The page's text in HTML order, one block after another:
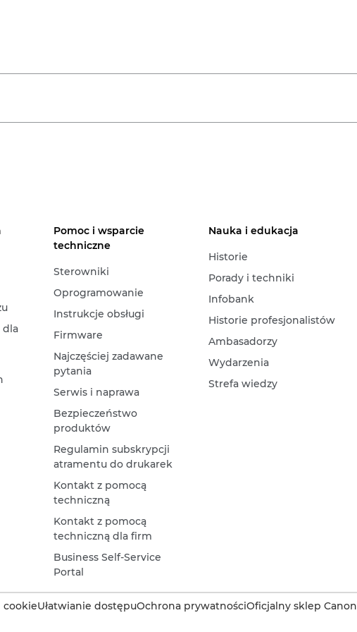
dla
Pomoc i wsparcie
techniczne
Sterowniki
Oprogramowanie
Instrukcje obsługi
Firmware
Najczęściej zadawane
pytania
Serwis i naprawa
Bezpieczeństwo
produktów
Regulamin subskrypcji
atramentu do drukarek
Kontakt z pomocą
techniczną
Kontakt z pomocą
techniczną dla firm
Business Self-Service
Portal
Nauka i edukacja
Historie
Porady i techniki
Infobank
Historie profesjonalistów
Ambasadorzy
Wydarzenia
Strefa wiedzy
cookieUłatwianie dostępuOchrona prywatnościOficjalny sklep Canon